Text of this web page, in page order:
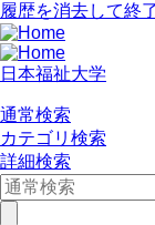
履歴を消去して終
日本福祉大学
通常検索
カテゴリ検索
詳細検索